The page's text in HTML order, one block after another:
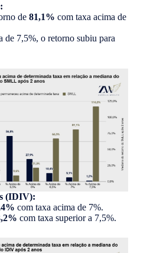
de 81,1% com taxa acima de
de 7,5%, o retorno subiu para
(IDIV):
com taxa acima de 7%.
com taxa superior a 7,5%.